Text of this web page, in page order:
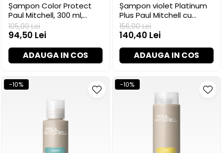
Șampon Color Protect
Paul Mitchell, 300 ml,
ambalaj nou
105,00 Lei
94,50 Lei
ADAUGA IN COS
Șampon violet Platinum
Plus Paul Mitchell cu
neutralizare 5X, 300 ml
156,00 Lei
140,40 Lei
ADAUGA IN COS
-10% -10%